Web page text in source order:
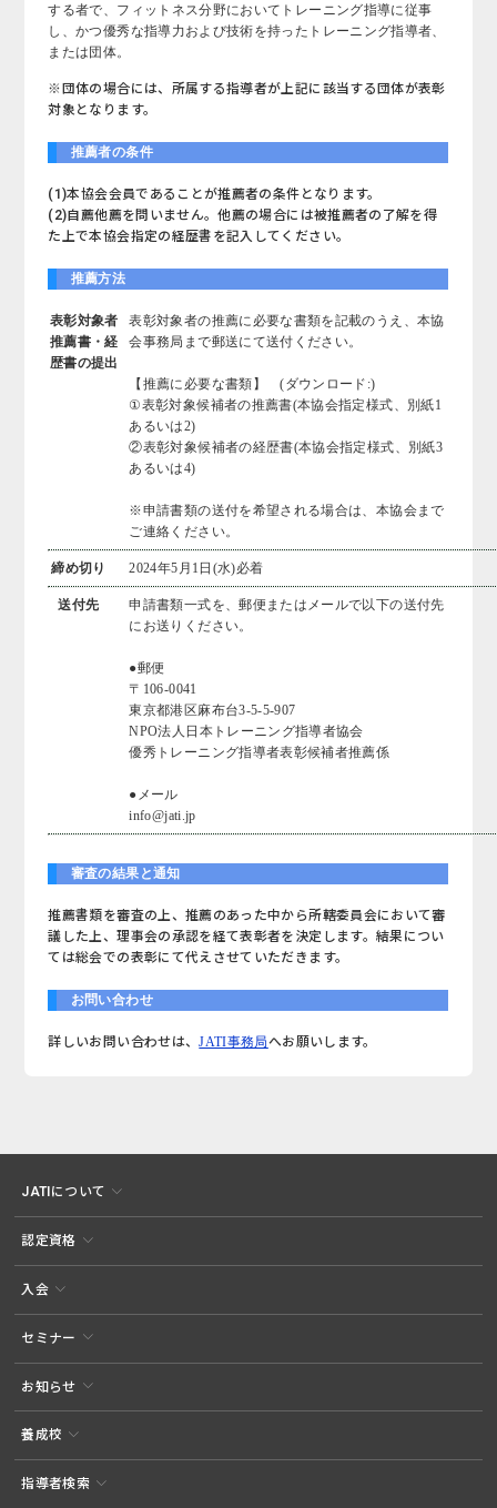
する者で、フィットネス分野においてトレーニング指導に従事
し、かつ優秀な指導力および技術を持ったトレーニング指導者、
または団体。
※団体の場合には、所属する指導者が上記に該当する団体が表彰
対象となります。
推薦者の条件
(1)本協会会員であることが推薦者の条件となります。
(2)自薦他薦を問いません。他薦の場合には被推薦者の了解を得
た上で本協会指定の経歴書を記入してください。
推薦方法
表彰対象者
推薦書・経
歴書の提出
表彰対象者の推薦に必要な書類を記載のうえ、本協
会事務局まで郵送にて送付ください。
【推薦に必要な書類】 (ダウンロード:)
①表彰対象候補者の推薦書(本協会指定様式、別紙1
あるいは2)
②表彰対象候補者の経歴書(本協会指定様式、別紙3
あるいは4)
※申請書類の送付を希望される場合は、本協会まで
ご連絡ください。
締め切り 2024年5月1日(水)必着
送付先
申請書類一式を、郵便またはメールで以下の送付先
にお送りください。
●郵便
〒106-0041
東京都港区麻布台3-5-5-907
NPO法人日本トレーニング指導者協会
優秀トレーニング指導者表彰候補者推薦係
●メール
info@jati.jp
審査の結果と通知
推薦書類を審査の上、推薦のあった中から所轄委員会において審
議した上、理事会の承認を経て表彰者を決定します。結果につい
ては総会での表彰にて代えさせていただきます。
お問い合わせ
詳しいお問い合わせは、JATI事務局へお願いします。
JATIについて
認定資格
入会
セミナー
お知らせ
養成校
指導者検索